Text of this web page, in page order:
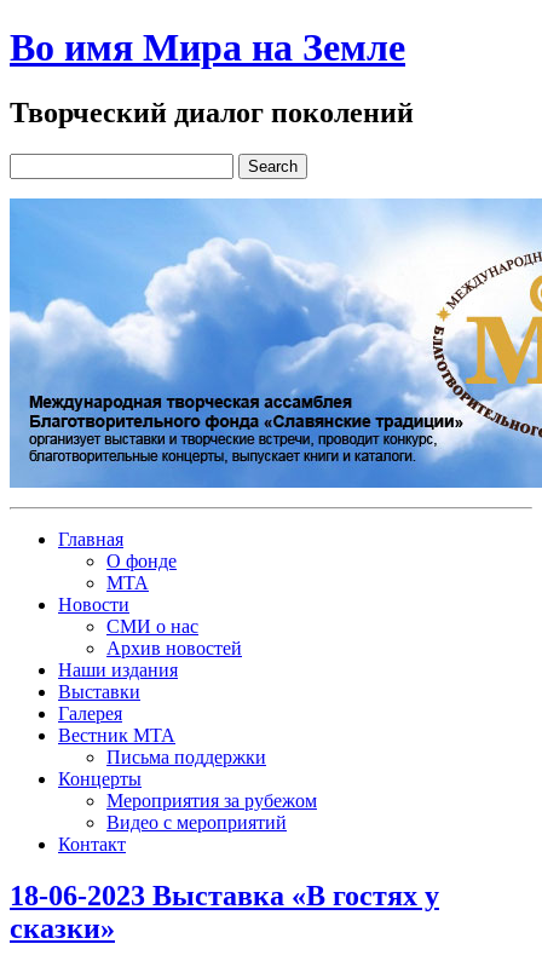
Во имя Мира на Земле
Творческий диалог поколений
Главная
О фонде
МТА
Новости
СМИ о нас
Архив новостей
Наши издания
Выставки
Галерея
Вестник МТА
Письма поддержки
Концерты
Мероприятия за рубежом
Видео с мероприятий
Контакт
18-06-2023 Выставка «В гостях у
сказки»